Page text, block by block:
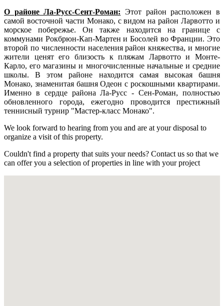
О районе Ла-Русс-Сент-Роман: Этот район расположен в
самой восточной части Монако, с видом на район Ларвотто и
морское побережье. Он также находится на границе с
коммунами Рокбрюн-Кап-Мартен и Босолей во Франции. Это
второй по численности населения район княжества, и многие
жители ценят его близость к пляжам Ларвотто и Монте-
Карло, его магазины и многочисленные начальные и средние
школы. В этом районе находится самая высокая башня
Монако, знаменитая башня Одеон с роскошными квартирами.
Именно в сердце района Ла-Русс - Сен-Роман, полностью
обновленного города, ежегодно проводится престижный
теннисный турнир "Мастер-класс Монако".
We look forward to hearing from you and are at your disposal to
organize a visit of this property.
Couldn't find a property that suits your needs? Contact us so that we
can offer you a selection of properties in line with your project